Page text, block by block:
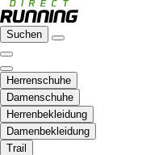
Suchen
Herrenschuhe
Damenschuhe
Herrenbekleidung
Damenbekleidung
Trail